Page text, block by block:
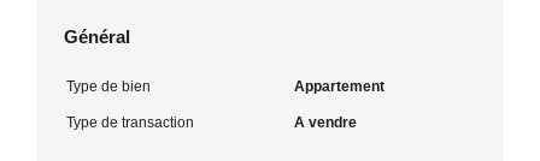
Général
Type de bien Appartement
Type de transaction A vendre